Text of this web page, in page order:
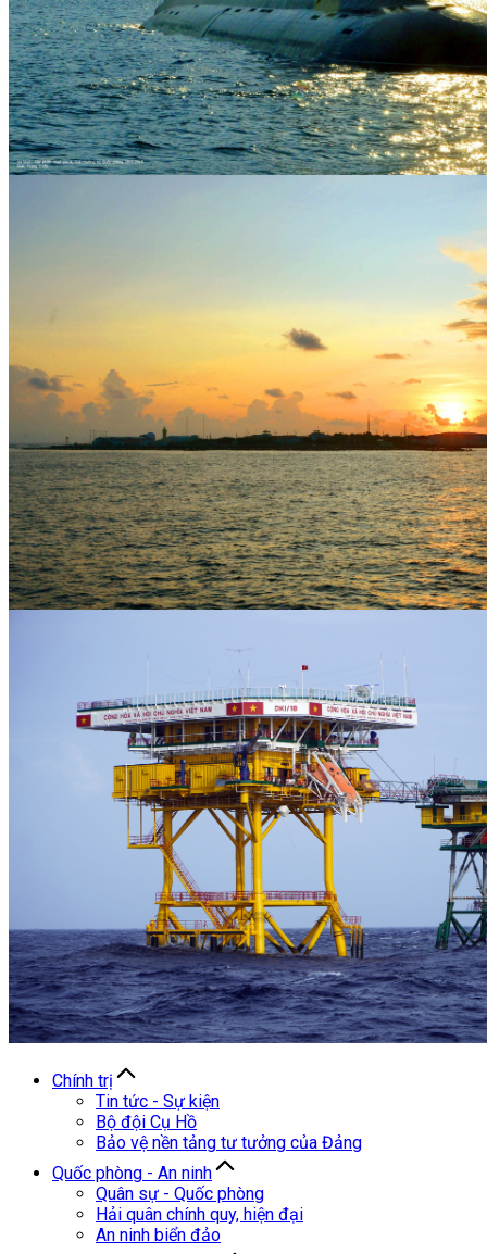
Chính trị
Tin tức - Sự kiện
Bộ đội Cụ Hồ
Bảo vệ nền tảng tư tưởng của Đảng
Quốc phòng - An ninh
Quân sự - Quốc phòng
Hải quân chính quy, hiện đại
An ninh biển đảo